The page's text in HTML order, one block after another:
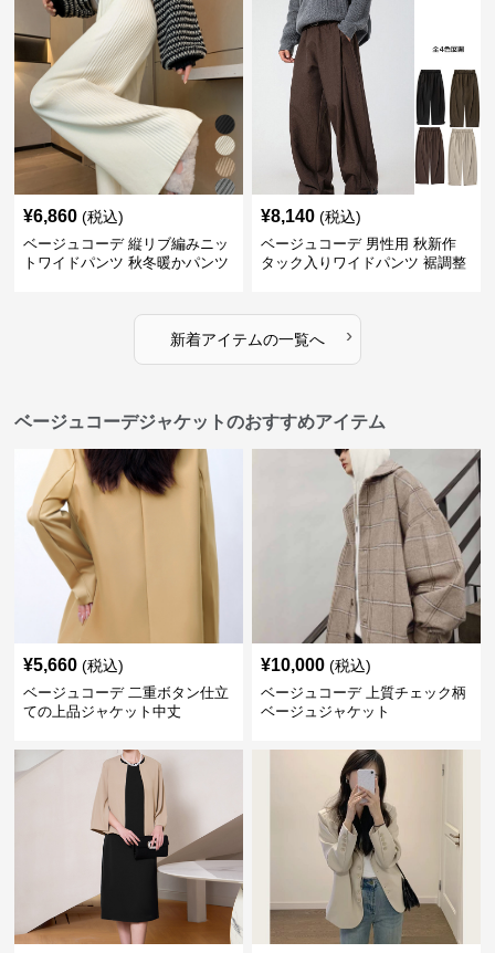
¥6,860 (税込)
ベージュコーデ 縦リブ編みニッ
トワイドパンツ 秋冬暖かパンツ
¥8,140 (税込)
ベージュコーデ 男性用 秋新作
タック入りワイドパンツ 裾調整
新着アイテムの一覧へ ›
ベージュコーデジャケットのおすすめアイテム
¥5,660 (税込)
ベージュコーデ 二重ボタン仕立
ての上品ジャケット中丈
¥10,000 (税込)
ベージュコーデ 上質チェック柄
ベージュジャケット